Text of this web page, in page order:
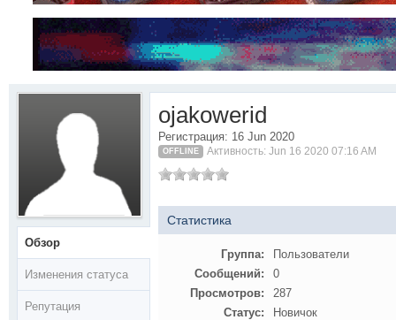
Обзор
Изменения статуса
Репутация
ojakowerid
Регистрация: 16 Jun 2020
OFFLINE Активность: Jun 16 2020 07:16 AM
Статистика
Группа:
Пользователи
Сообщений:
0
Просмотров:
287
Статус:
Новичок